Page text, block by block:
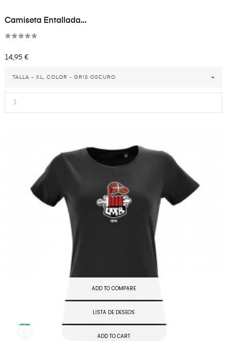
Camiseta Entallada...
Precio
14,95 €
TALLA - XL, COLOR - GRIS OSCURO
ADD TO COMPARE
LISTA DE DESEOS
ADD TO CART